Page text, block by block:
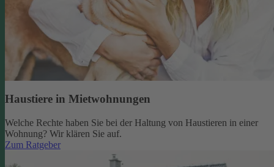
Haustiere in Mietwohnungen
Welche Rechte haben Sie bei der Haltung von Haustieren in einer
Wohnung? Wir klären Sie auf.
Zum Ratgeber